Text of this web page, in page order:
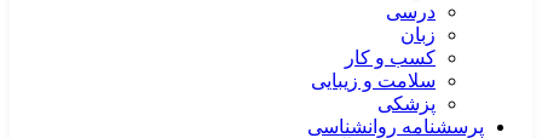
درسی
زبان
کسب و کار
سلامت و زیبایی
پزشکی
پرسشنامه روانشناسی